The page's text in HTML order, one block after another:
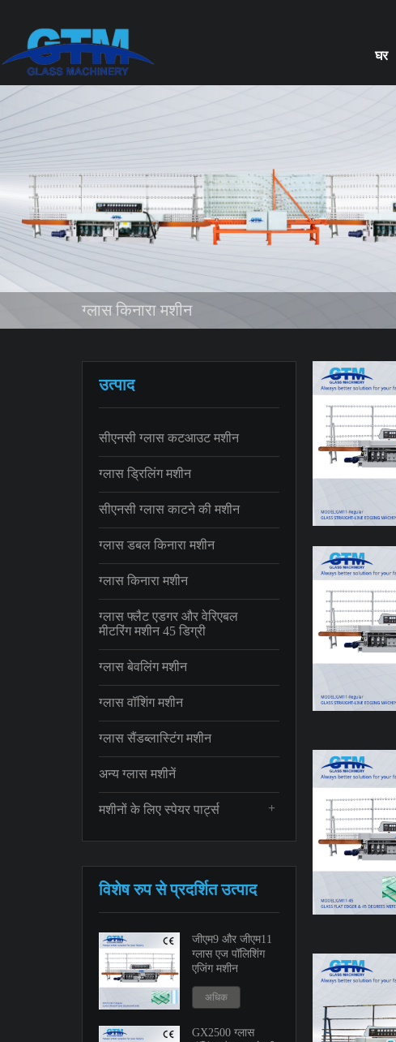
घर
ग्लास किनारा मशीन
उत्पाद
सीएनसी ग्लास कटआउट मशीन
ग्लास ड्रिलिंग मशीन
सीएनसी ग्लास काटने की मशीन
ग्लास डबल किनारा मशीन
ग्लास किनारा मशीन
ग्लास फ्लैट एडगर और वेरिएबल
मीटरिंग मशीन 45 डिग्री
ग्लास बेवलिंग मशीन
ग्लास वॉशिंग मशीन
ग्लास सैंडब्लास्टिंग मशीन
अन्य ग्लास मशीनें
+
मशीनों के लिए स्पेयर पार्ट्स
विशेष रुप से प्रदर्शित उत्पाद
जीएम9 और जीएम11
ग्लास एज पॉलिशिंग
एजिंग मशीन
अधिक
GX2500 ग्लास